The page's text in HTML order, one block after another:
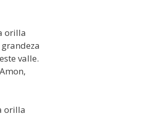
orilla
valle.
orilla